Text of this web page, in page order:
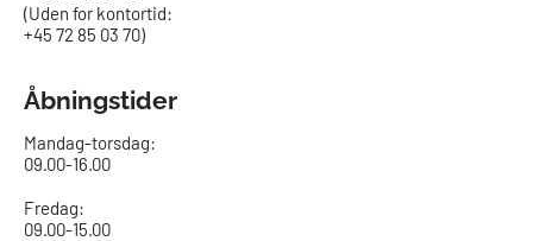
(Uden for kontortid:
+45 72 85 03 70)
Åbningstider
Mandag-torsdag:
09.00-16.00​
Fredag:
09.00-15.00